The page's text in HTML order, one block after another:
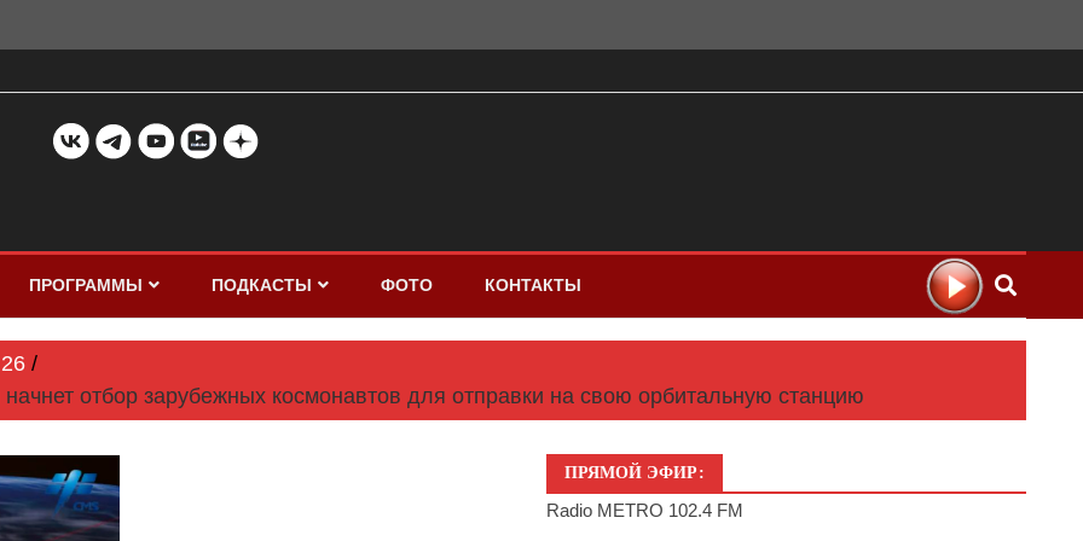
ПРОГРАММЫ ПОДКАСТЫ ФОТО КОНТАКТЫ
26
отбор зарубежных космонавтов для отправки на свою орбитальную станцию
ПРЯМОЙ ЭФИР:
Radio METRO 102.4 FM